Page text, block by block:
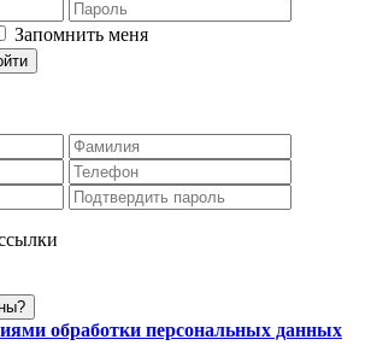
Запомнить меня
обработки персональных данных